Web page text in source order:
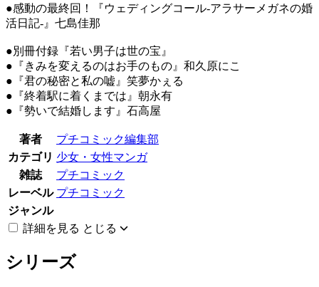
●感動の最終回！『ウェディングコール-アラサーメガネの婚
活日記-』七島佳那
●別冊付録『若い男子は世の宝』
●『きみを変えるのはお手のもの』和久原にこ
●『君の秘密と私の嘘』笑夢かぇる
●『終着駅に着くまでは』朝永有
●『勢いで結婚します』石高屋
著者
プチコミック編集部
カテゴリ 少女・女性マンガ
雑誌
プチコミック
レーベル プチコミック
ジャンル
詳細を見る とじる
シリーズ